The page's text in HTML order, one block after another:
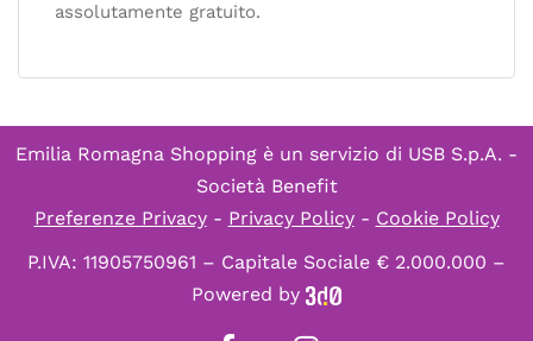
assolutamente gratuito.
Emilia Romagna Shopping è un servizio di USB S.p.A. -
Società Benefit
Preferenze Privacy- Privacy Policy- Cookie Policy
P.IVA: 11905750961 – Capitale Sociale € 2.000.000 –
Powered by